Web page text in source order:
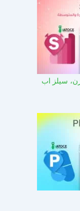
سيلز اب